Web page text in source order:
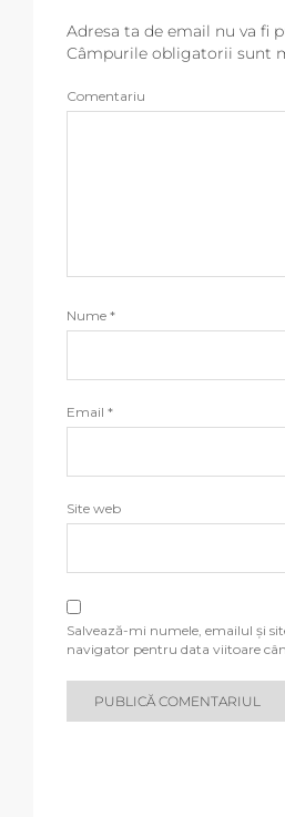
Adresa ta de email nu va fi
Câmpurile obligatorii sunt
Comentariu
Nume *
Email *
Site web
Salvează-mi numele, emailul și
navigator pentru data viitoare